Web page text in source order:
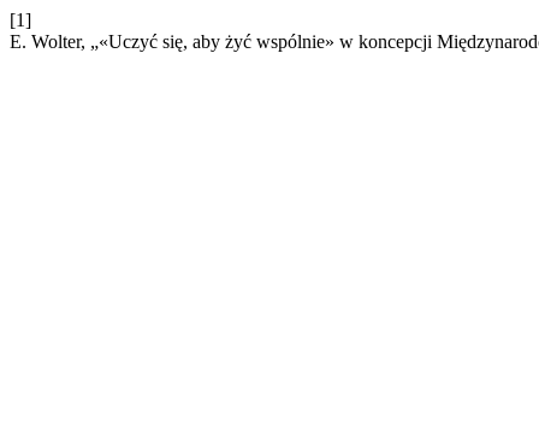
[1]
E. Wolter, „«Uczyć się, aby żyć wspólnie» w koncepcji